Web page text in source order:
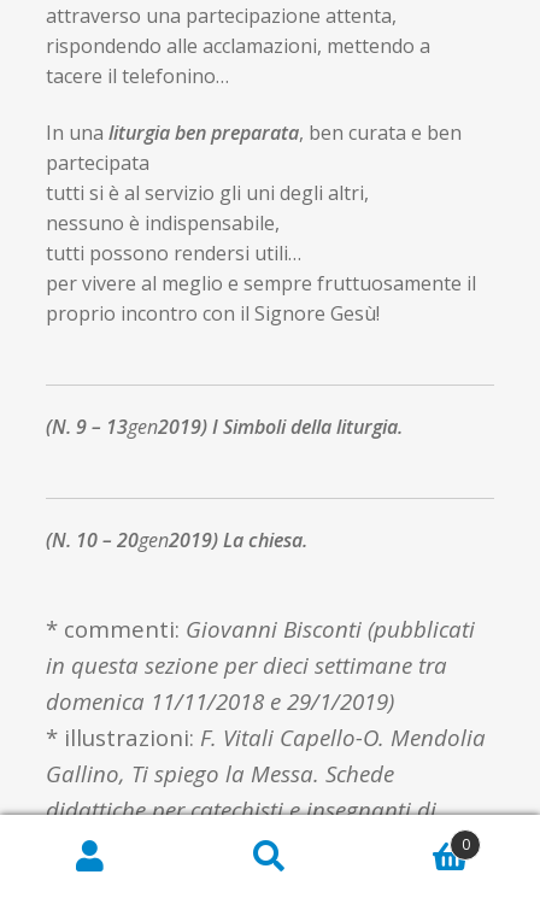
attraverso una partecipazione attenta,
rispondendo alle acclamazioni, mettendo a
tacere il telefonino…
In una liturgia ben preparata, ben curata e ben
partecipata
tutti si è al servizio gli uni degli altri,
nessuno è indispensabile,
tutti possono rendersi utili…
per vivere al meglio e sempre fruttuosamente il
proprio incontro con il Signore Gesù!
(N. 9 – 13gen2019) I Simboli della liturgia.
(N. 10 – 20gen2019) La chiesa.
* commenti: Giovanni Bisconti (pubblicati
in questa sezione per dieci settimane tra
domenica 11/11/2018 e 29/1/2019)
* illustrazioni: F. Vitali Capello-O. Mendolia
Gallino, Ti spiego la Messa. Schede
didattiche per catechisti e insegnanti di
religione, Elledici 2006
0